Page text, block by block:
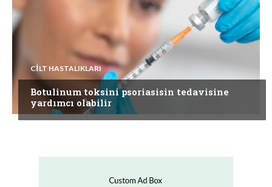
CILT HASTALIKLARI
Botulinum toksini psoriasisin tedavisine
yardımcı olabilir